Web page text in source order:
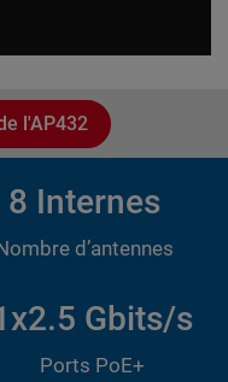
l'AP432
8 Internes
d’antennes
Gbits/s
Ports PoE+